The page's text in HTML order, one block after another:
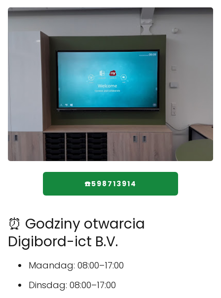
☎️598713914
⏰ Godziny otwarcia
Digibord-ict B.V.
Maandag: 08:00–17:00
Dinsdag: 08:00–17:00